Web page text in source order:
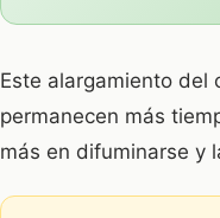
Este alargamiento del
permanecen más
más en difuminarse y